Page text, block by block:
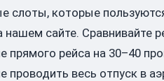
слоты, которые
нашем сайте.
рейса на 30–40
весь отпуск в